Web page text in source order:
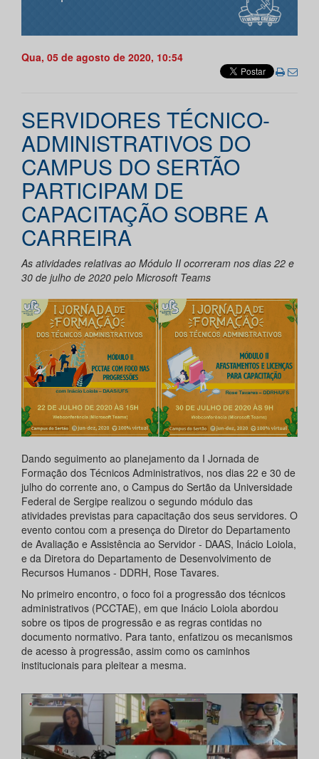
Qua, 05 de agosto de 2020, 10:54
SERVIDORES TÉCNICO-
ADMINISTRATIVOS DO
CAMPUS DO SERTÃO
PARTICIPAM DE
CAPACITAÇÃO SOBRE A
CARREIRA
As atividades relativas ao Módulo II ocorreram nos dias 22 e
30 de julho de 2020 pelo Microsoft Teams
Dando seguimento ao planejamento da I Jornada de
Formação dos Técnicos Administrativos, nos dias 22 e 30 de
julho do corrente ano, o Campus do Sertão da Universidade
Federal de Sergipe realizou o segundo módulo das
atividades previstas para capacitação dos seus servidores. O
evento contou com a presença do Diretor do Departamento
de Avaliação e Assistência ao Servidor - DAAS, Inácio Loiola,
e da Diretora do Departamento de Desenvolvimento de
Recursos Humanos - DDRH, Rose Tavares.
No primeiro encontro, o foco foi a progressão dos técnicos
administrativos (PCCTAE), em que Inácio Loiola abordou
sobre os tipos de progressão e as regras contidas no
documento normativo. Para tanto, enfatizou os mecanismos
de acesso à progressão, assim como os caminhos
institucionais para pleitear a mesma.